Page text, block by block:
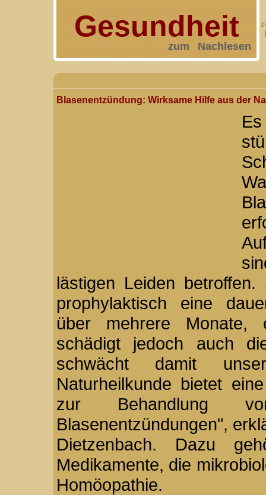
Gesundheit
zum Nachlesen
Blasenentzündung: Wirksame Hilfe aus der
lästigen Leiden
prophylaktisch eine
über mehrere Monate,
schädigt jedoch auch
schwächt damit
Naturheilkunde bietet
zur Behandlung
Blasenentzündungen",
Dietzenbach. Dazu
Medikamente, die
Homöopathie.